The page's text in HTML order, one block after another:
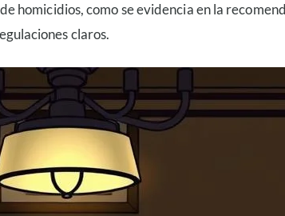
homicidios, como se evidencia en la
claros.